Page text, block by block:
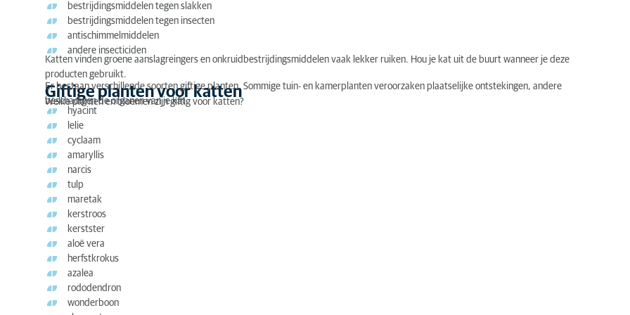
bestrijdingsmiddelen tegen slakken
bestrijdingsmiddelen tegen insecten
antischimmelmiddelen
andere insecticiden
Katten vinden groene aanslagreingers en onkruidbestrijdingsmiddelen vaak lekker ruiken. Hou je kat uit de buurt wanneer je deze
producten gebruikt.
Giftige planten voor katten
Er bestaan verschillende soorten giftige planten. Sommige tuin- en kamerplanten veroorzaken plaatselijke ontstekingen, andere
beschadigen de organen van je kat.
Welke planten en bloemen zijn giftig voor katten?
hyacint
lelie
cyclaam
amaryllis
narcis
tulp
maretak
kerstroos
kerstster
aloë vera
herfstkrokus
azalea
rododendron
wonderboon